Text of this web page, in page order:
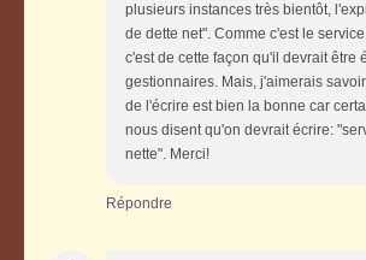
plusieurs instances très bientôt,
de dette net". Comme c'est le
c'est de cette façon qu'il devrait être
gestionnaires. Mais, j'aimerais
de l'écrire est bien la bonne car
nous disent qu'on devrait écrire:
nette". Merci!
Répondre